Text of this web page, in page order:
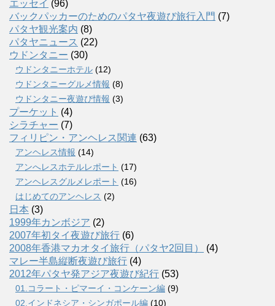
エッセイ (96)
バックパッカーのためのパタヤ夜遊び旅行入門 (7)
パタヤ観光案内 (8)
パタヤニュース (22)
ウドンタニー (30)
ウドンタニーホテル (12)
ウドンタニーグルメ情報 (8)
ウドンタニー夜遊び情報 (3)
プーケット (4)
シラチャー (7)
フィリピン・アンヘレス関連 (63)
アンヘレス情報 (14)
アンへレスホテルレポート (17)
アンヘレスグルメレポート (16)
はじめてのアンヘレス (2)
日本 (3)
1999年カンボジア (2)
2007年初タイ夜遊び旅行 (6)
2008年香港マカオタイ旅行（パタヤ2回目）
(4)
マレー半島縦断夜遊び旅行 (4)
2012年パタヤ発アジア夜遊び紀行 (53)
01.コラート・ピマーイ・コンケーン編 (9)
02.インドネシア・シンガポール編 (10)